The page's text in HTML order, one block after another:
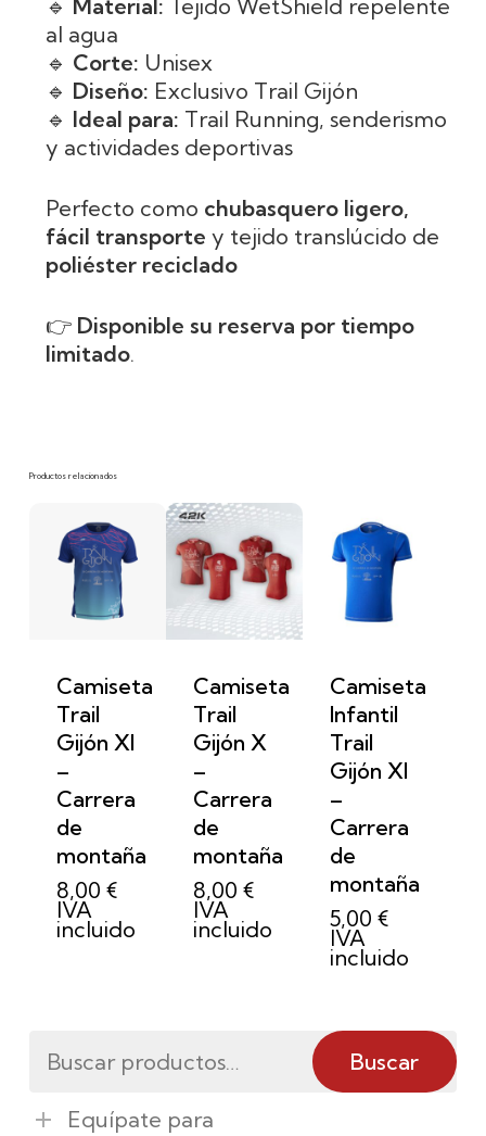
🔹 Material: Tejido WetShield repelente
al agua
🔹 Corte: Unisex
🔹 Diseño: Exclusivo Trail Gijón
🔹 Ideal para: Trail Running, senderismo
y actividades deportivas
Perfecto como chubasquero ligero,
fácil transporte y tejido translúcido de
poliéster reciclado
👉 Disponible su reserva por tiempo
limitado.
Productos relacionados
Camiseta
Trail
Gijón XI
–
Carrera
de
montaña
8,00 €
IVA
incluido
Camiseta
Trail
Gijón X
–
Carrera
de
montaña
8,00€
IVA
incluido
Camiseta
Infantil
Trail
Gijón XI
–
Carrera
de
montaña
5,00€
IVA
incluido
por:
Buscar
Equípate para